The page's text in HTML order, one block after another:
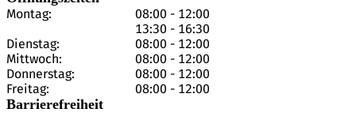
Montag: 08:00 - 12:00
13:30 - 16:30
Dienstag:
08:00 - 12:00
Mittwoch:
08:00 - 12:00
Donnerstag:
08:00 - 12:00
Freitag:
08:00 - 12:00
Barrierefreiheit